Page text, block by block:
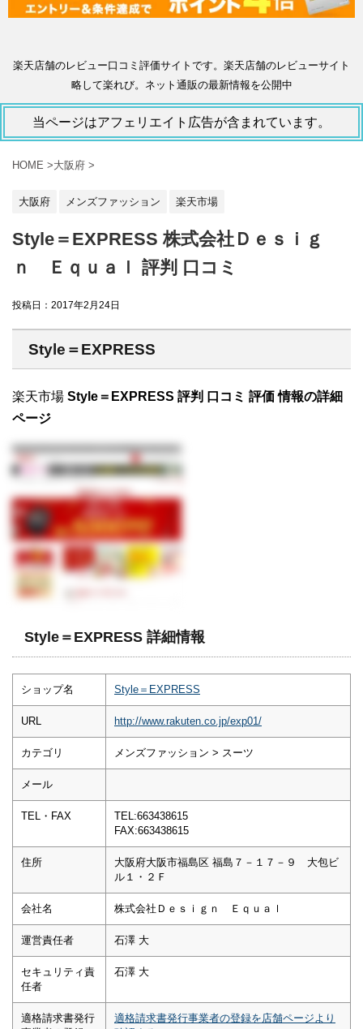
楽天店舗のレビュー口コミ評価サイトです。楽天店舗のレビューサイト
略して楽れび。ネット通販の最新情報を公開中
当ページはアフェリエイト広告が含まれています。
HOME >大阪府 >
大阪府 メンズファッション 楽天市場
Style＝EXPRESS 株式会社Ｄｅｓｉｇ
ｎ Ｅｑｕａｌ 評判 口コミ
投稿日： 2017年2月24日
Style＝EXPRESS
楽天市場 Style＝EXPRESS 評判 口コミ 評価 情報の詳細
ページ
Style＝EXPRESS 詳細情報
ショップ名 Style＝EXPRESS
URL http://www.rakuten.co.jp/exp01/
カテゴリ メンズファッション > スーツ
メール
TEL・FAX
TEL:663438615
FAX:663438615
住所
大阪府大阪市福島区 福島７－１７－９ 大包ビ
ル１・２Ｆ
会社名 株式会社Ｄｅｓｉｇｎ Ｅｑｕａｌ
運営責任者 石澤 大
セキュリティ責
任者
石澤 大
適格請求書発行
適格請求書発行事業者の登録を店舗ページより